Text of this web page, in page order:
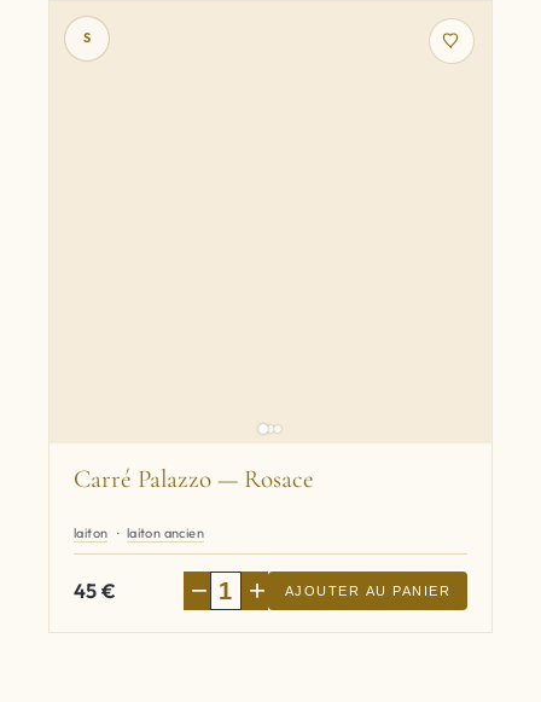
S
Carré Palazzo — Rosace
laiton laiton ancien
45€ − + AJOUTER AU PANIER